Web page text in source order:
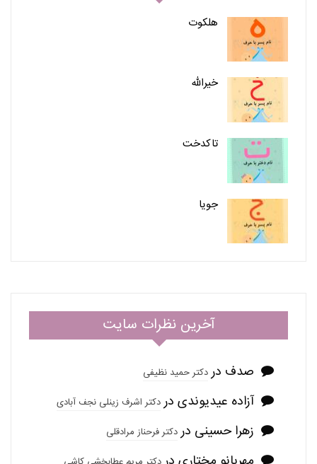
هلکوت
خیرالله
تاکدخت
جویا
آخرین نظرات سایت
صدف دردکتر حمید نظیفی
آزاده عیدیوندی دردکتر اشرف زینلی نجف آبادی
زهرا حسینی دردکتر فرحناز مرادقلی